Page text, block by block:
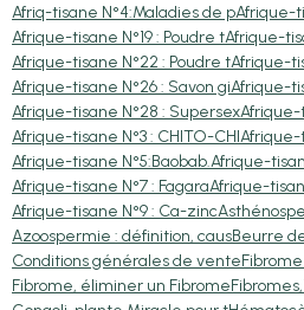
Afriq-tisane N°4:Maladies de pAfrique-
Afrique-tisane N°19 : Poudre tAfrique-
Afrique-tisane N°22 : Poudre tAfrique-
Afrique-tisane N°26 : Savon giAfrique-
Afrique-tisane N°28 : SupersexAfrique-
Afrique-tisane N°3 : CHITO-CHIAfrique-
Afrique-tisane N°5:Baobab.Afrique-
Afrique-tisane N°7 : FagaraAfrique-
Afrique-tisane N°9 : Ca-zinc
Azoospermie : définition, causBeurre
Conditions générales de vente
Fibrome, éliminer un Fibrome